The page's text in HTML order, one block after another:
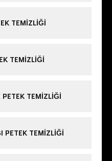
TEMIZLIĞI
TEMIZLIĞI
PETEK TEMIZLIĞI
PETEK TEMIZLIĞI